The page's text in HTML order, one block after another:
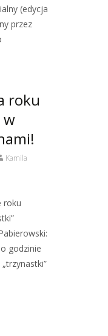
(edycja
przez
roku
w
Kamila
roku
godzinie